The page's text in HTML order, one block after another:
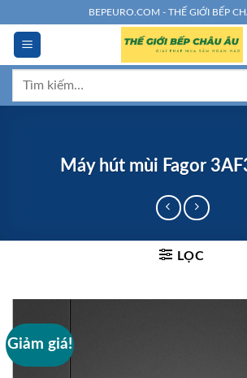
đến
dung
BEPEURO.COM - THẾ GIỚI BẾP
Tìm
Máy hút mùi Fagor
LỌC
Giảm giá!